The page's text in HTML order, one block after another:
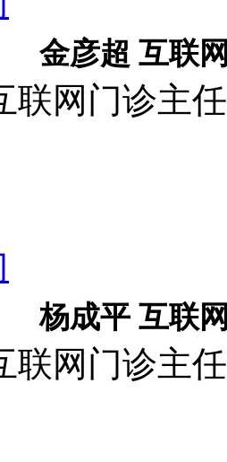
金彦超 互联
联网门诊主
杨成平 互联
联网门诊主